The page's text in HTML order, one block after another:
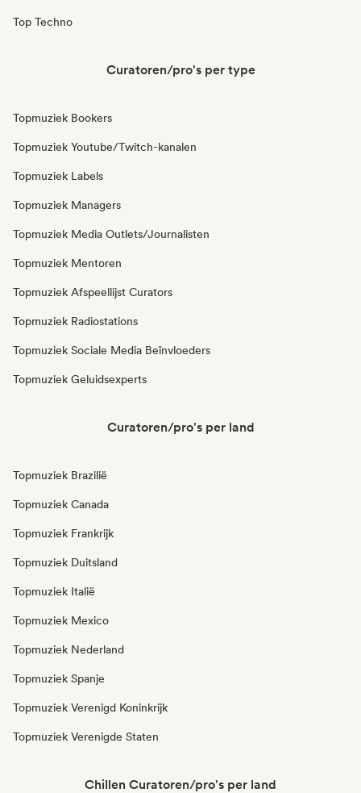
Top Techno
Curatoren/pro's per type
Topmuziek Bookers
Topmuziek Youtube/Twitch-kanalen
Topmuziek Labels
Topmuziek Managers
Topmuziek Media Outlets/Journalisten
Topmuziek Mentoren
Topmuziek Afspeellijst Curators
Topmuziek Radiostations
Topmuziek Sociale Media Beïnvloeders
Topmuziek Geluidsexperts
Curatoren/pro's per land
Topmuziek Brazilië
Topmuziek Canada
Topmuziek Frankrijk
Topmuziek Duitsland
Topmuziek Italië
Topmuziek Mexico
Topmuziek Nederland
Topmuziek Spanje
Topmuziek Verenigd Koninkrijk
Topmuziek Verenigde Staten
Chillen Curatoren/pro's per land